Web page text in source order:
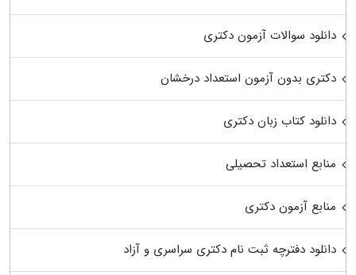
دانلود سوالات آزمون دکتری
دکتری بدون آزمون استعداد درخشان
دانلود کتاب زبان دکتری
منابع استعداد تحصیلی
منابع آزمون دکتری
دانلود دفترچه ثبت نام دکتری سراسری و آزاد